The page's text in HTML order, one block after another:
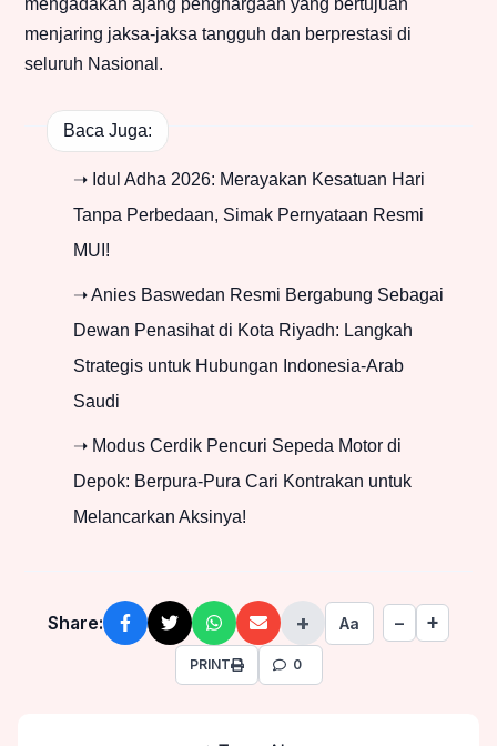
mengadakan ajang penghargaan yang bertujuan
menjaring jaksa-jaksa tangguh dan berprestasi di
seluruh Nasional.
Baca Juga:
➝ Idul Adha 2026: Merayakan Kesatuan Hari
Tanpa Perbedaan, Simak Pernyataan Resmi
MUI!
➝ Anies Baswedan Resmi Bergabung Sebagai
Dewan Penasihat di Kota Riyadh: Langkah
Strategis untuk Hubungan Indonesia-Arab
Saudi
➝ Modus Cerdik Pencuri Sepeda Motor di
Depok: Berpura-Pura Cari Kontrakan untuk
Melancarkan Aksinya!
Share: + Aa − +
PRINT 0